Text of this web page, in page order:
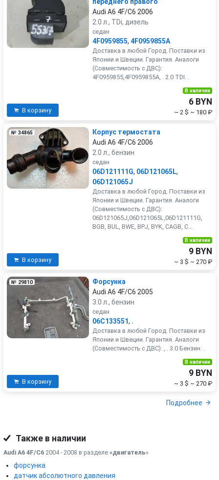
Audi A6 4F/C6 2006
2.0 л., TDi, дизель
седан
4F0959855, 4F0959855A
Доставка в любой Город. Поставки из
Японии и Швеции. Гарантия. Аналоги
(Совместимость с ДВС):
4F0959855,4F0959855A, . 2.0 TDI. .
В корзину
В наличии
6 BYN
~ 2 $ ~ 180 ₽
№ 34865
Корпус термостата
Audi A6 4F/C6 2006
2.0 л., бензин
седан
06D121111G, 06D121065L,
06D121065J
Доставка в любой Город. Поставки из
Японии и Швеции. Гарантия. Аналоги
(Совместимость с ДВС):
06D121065J,06D121065L,06D121111G,
BGB, BUL, BWE, BPJ, BYK, CAGB, C...
В корзину
В наличии
9 BYN
~ 3 $ ~ 270 ₽
№ 29810
Форсунка
Audi A6 4F/C6 2005
3.0 л., бензин
седан
06C133551, .
Доставка в любой Город. Поставки из
Японии и Швеции. Гарантия. Аналоги
(Совместимость с ДВС): , . 3.0 Бензин. .
В корзину
В наличии
9 BYN
~ 3 $ ~ 270 ₽
Подробнее
Также в наличии
Audi A6 4F/C6 2004 - 2008 в разделе «двигатель»
форсунка
датчик абсолютного давления